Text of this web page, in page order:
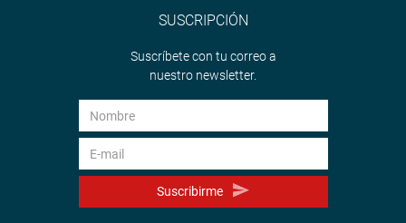
SUSCRIPCIÓN
Suscríbete con tu correo a
nuestro newsletter.
Suscribirme